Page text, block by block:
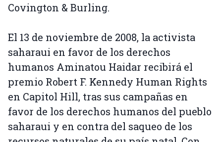
Covington & Burling.
El 13 de noviembre de 2008, la activista
saharaui en favor de los derechos
humanos Aminatou Haidar recibirá el
premio Robert F. Kennedy Human Rights
en Capitol Hill, tras sus campañas en
favor de los derechos humanos del pueblo
saharaui y en contra del saqueo de los